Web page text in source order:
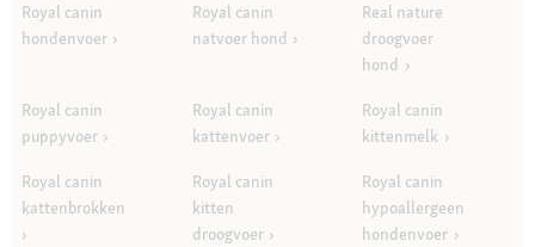
Royal canin
hondenvoer
Royal canin
natvoer hond
Real nature
droogvoer
hond
Royal canin
puppyvoer
Royal canin
kattenvoer
Royal canin
kittenmelk
Royal canin
kattenbrokken
Royal canin
kitten
droogvoer
Royal canin
hypoallergeen
hondenvoer